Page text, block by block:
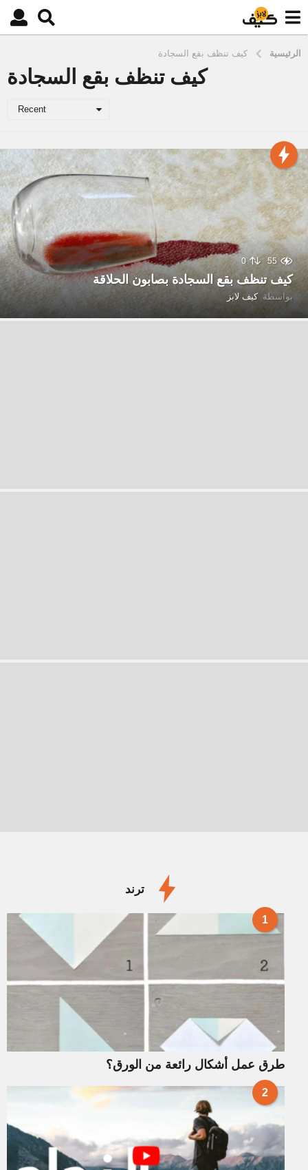
الرئيسية كيف تنظف بقع السجادة
كيف تنظف بقع السجادة
Recent
55
0
كيف تنظف بقع السجادة بصابون الحلاقة
بواسطة كيف لابز
ترند
1
طرق عمل أشكال رائعة من الورق؟
2